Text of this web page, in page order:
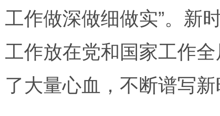
工作做深做细做实”。新
工作放在党和国家工作
了大量心血，不断谱写